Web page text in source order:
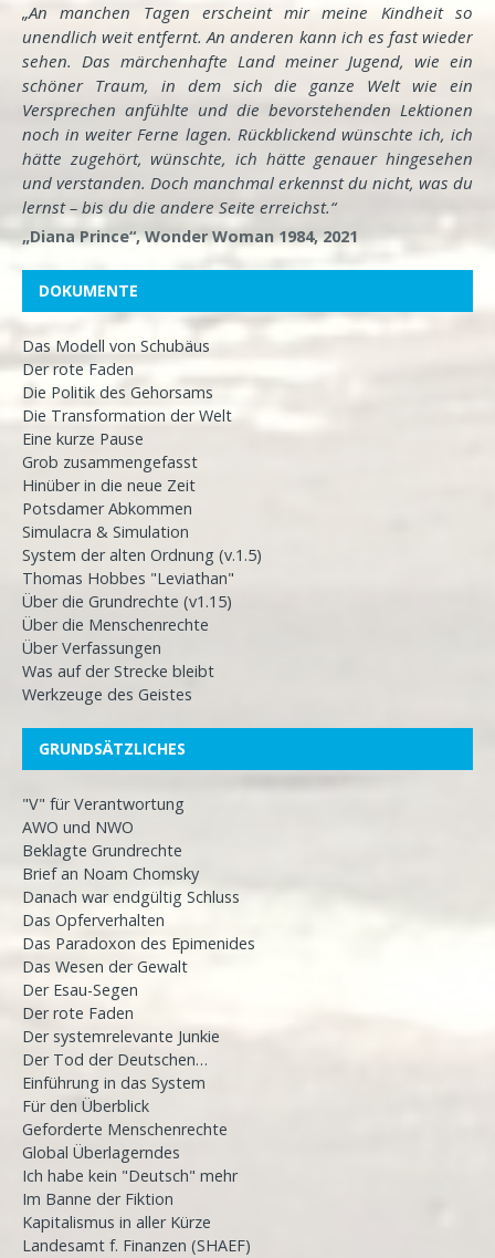
„An manchen Tagen erscheint mir meine Kindheit so
unendlich weit entfernt. An anderen kann ich es fast wieder
sehen. Das märchenhafte Land meiner Jugend, wie ein
schöner Traum, in dem sich die ganze Welt wie ein
Versprechen anfühlte und die bevorstehenden Lektionen
noch in weiter Ferne lagen. Rückblickend wünschte ich, ich
hätte zugehört, wünschte, ich hätte genauer hingesehen
und verstanden. Doch manchmal erkennst du nicht, was du
lernst – bis du die andere Seite erreichst.“
„Diana Prince“, Wonder Woman 1984, 2021
DOKUMENTE
Das Modell von Schubäus
Der rote Faden
Die Politik des Gehorsams
Die Transformation der Welt
Eine kurze Pause
Grob zusammengefasst
Hinüber in die neue Zeit
Potsdamer Abkommen
Simulacra & Simulation
System der alten Ordnung (v.1.5)
Thomas Hobbes "Leviathan"
Über die Grundrechte (v1.15)
Über die Menschenrechte
Über Verfassungen
Was auf der Strecke bleibt
Werkzeuge des Geistes
GRUNDSÄTZLICHES
"V" für Verantwortung
AWO und NWO
Beklagte Grundrechte
Brief an Noam Chomsky
Danach war endgültig Schluss
Das Opferverhalten
Das Paradoxon des Epimenides
Das Wesen der Gewalt
Der Esau-Segen
Der rote Faden
Der systemrelevante Junkie
Der Tod der Deutschen…
Einführung in das System
Für den Überblick
Geforderte Menschenrechte
Global Überlagerndes
Ich habe kein "Deutsch" mehr
Im Banne der Fiktion
Kapitalismus in aller Kürze
Landesamt f. Finanzen (SHAEF)